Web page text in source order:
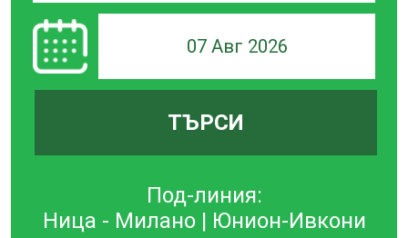
07 Авг 2026
ТЪРСИ
Под-линия:
Ница - Милано | Юнион-Ивкони